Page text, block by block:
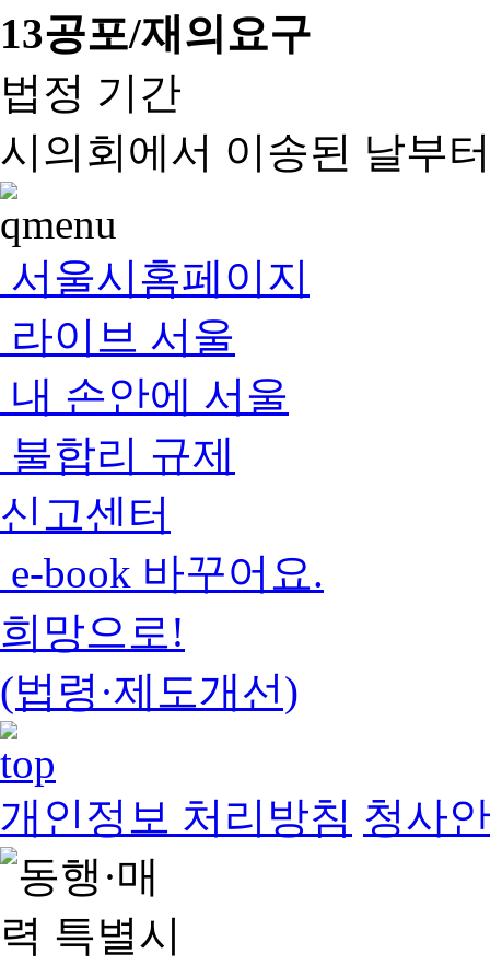
13공포/재의요구
법정 기간
시의회에서 이송된 날부
서울시홈페이지
라이브 서울
내 손안에 서울
불합리 규제
신고센터
e-book 바꾸어요.
희망으로!
(법령·제도개선)
개인정보 처리방침 청사